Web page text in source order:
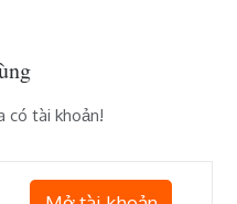
có tài khoản!